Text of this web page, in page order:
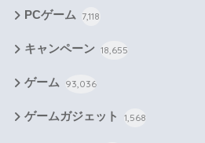
PCゲーム 7,118
キャンペーン 18,655
ゲーム 93,036
ゲームガジェット 1,568